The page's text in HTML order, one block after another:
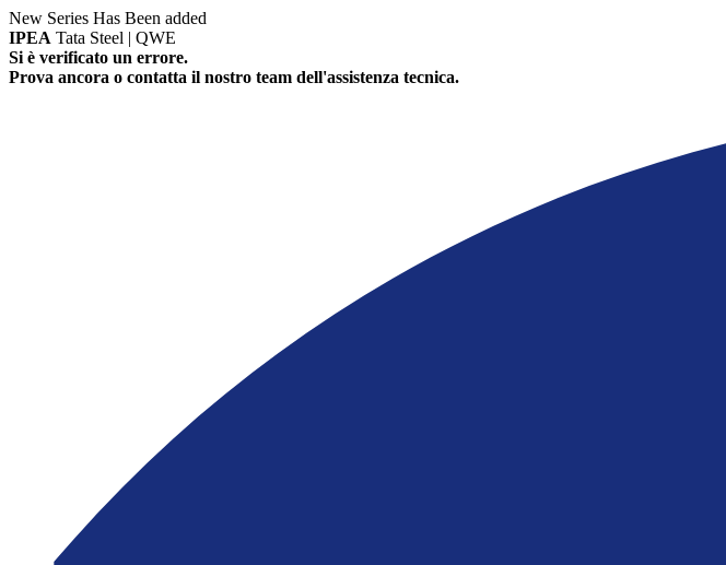
New Series Has Been added
IPEA Tata Steel | QWE
Si è verificato un errore.
Prova ancora o contatta il nostro team dell'assistenza tecnica.